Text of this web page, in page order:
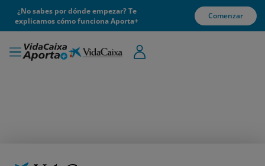
¿No sabes por dónde empezar? Te
explicamos cómo funciona Aporta+
Comenzar